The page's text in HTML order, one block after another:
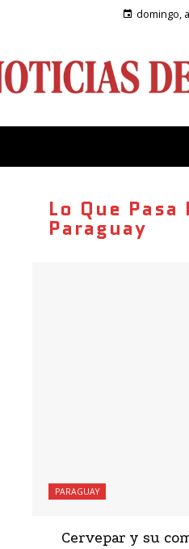
domingo,
Lo Que Pasa
Paraguay
PARAGUAY
Cervepar y su